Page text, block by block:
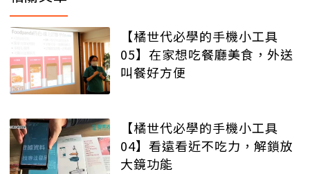
【橘世代必學的手機小工具
05】在家想吃餐廳美食，外送
叫餐好方便
【橘世代必學的手機小工具
04】看遠看近不吃力，解鎖放
大鏡功能